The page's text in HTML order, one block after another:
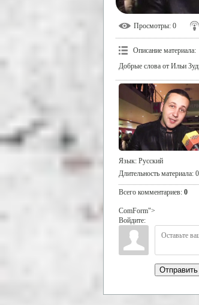
Просмотры: 0
Описание материала:
Добрые слова от Ильи
Язык: Русский
Длительность материала:
Всего комментариев: 0
ComForm">
Войдите:
Отправить